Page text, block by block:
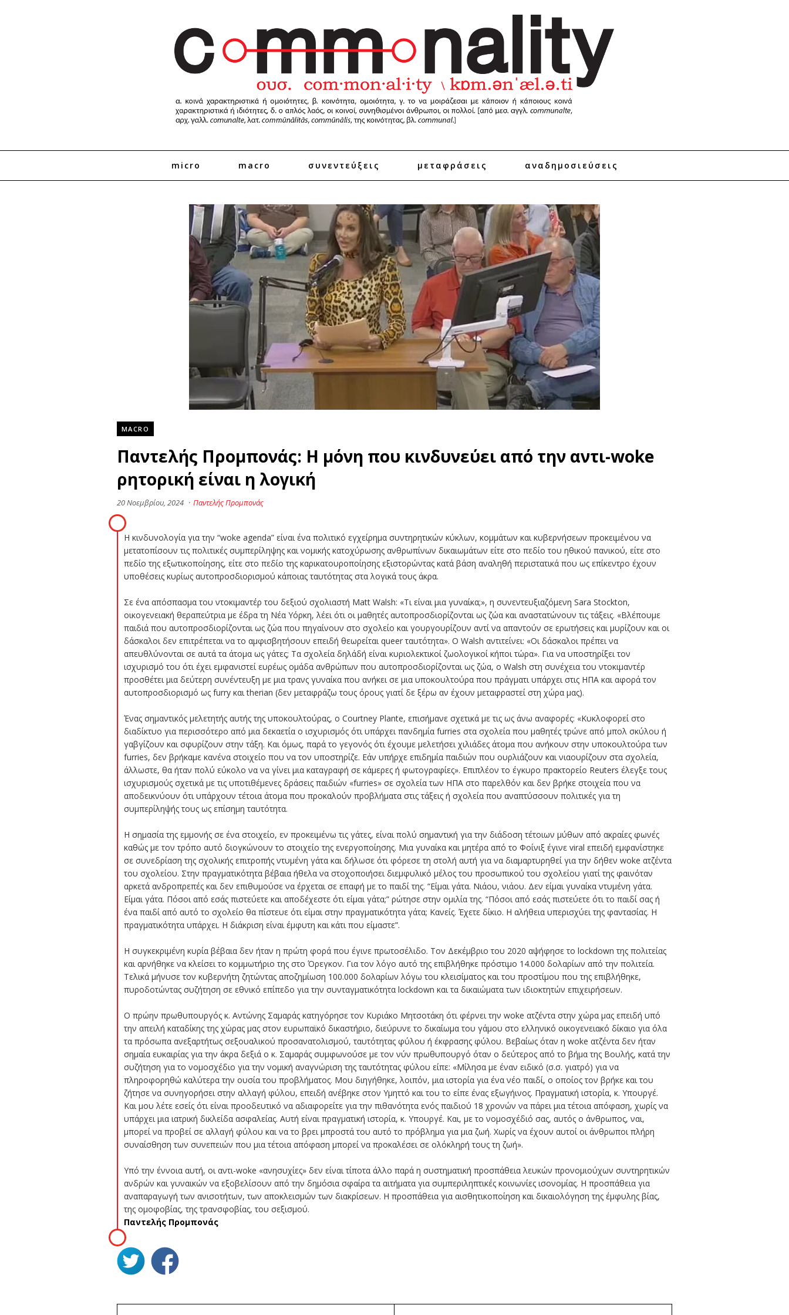
micro macro συνεντεύξεις μεταφράσεις αναδημοσιεύσεις
MACRO
Παντελής Προμπονάς: Η μόνη που κινδυνεύει από την αντι-woke
ρητορική είναι η λογική
20 Νοεμβρίου, 2024 · Παντελής Προμπονάς
H κινδυνολογία για την “woke agenda” είναι ένα πολιτικό εγχείρημα συντηρητικών κύκλων, κομμάτων και κυβερνήσεων προκειμένου να
μετατοπίσουν τις πολιτικές συμπερίληψης και νομικής κατοχύρωσης ανθρωπίνων δικαιωμάτων είτε στο πεδίο του ηθικού πανικού, είτε στο
πεδίο της εξωτικοποίησης, είτε στο πεδίο της καρικατουροποίησης εξιστορώντας κατά βάση αναληθή περιστατικά που ως επίκεντρο έχουν
υποθέσεις κυρίως αυτοπροσδιορισμού κάποιας ταυτότητας στα λογικά τους άκρα.
Σε ένα απόσπασμα του ντοκιμαντέρ του δεξιού σχολιαστή Matt Walsh: «Τι είναι μια γυναίκα;», η συνεντευξιαζόμενη Sara Stockton,
οικογενειακή θεραπεύτρια με έδρα τη Νέα Υόρκη, λέει ότι οι μαθητές αυτοπροσδιορίζονται ως ζώα και αναστατώνουν τις τάξεις. «Βλέπουμε
παιδιά που αυτοπροσδιορίζονται ως ζώα που πηγαίνουν στο σχολείο και γουργουρίζουν αντί να απαντούν σε ερωτήσεις και μυρίζουν και οι
δάσκαλοι δεν επιτρέπεται να το αμφισβητήσουν επειδή θεωρείται queer ταυτότητα». Ο Walsh αντιτείνει: «Οι δάσκαλοι πρέπει να
απευθλύνονται σε αυτά τα άτομα ως γάτες; Τα σχολεία δηλάδή είναι κυριολεκτικοί ζωολογικοί κήποι τώρα». Για να υποστηρίξει τον
ισχυρισμό του ότι έχει εμφανιστεί ευρέως ομάδα ανθρώπων που αυτοπροσδιορίζονται ως ζώα, ο Walsh στη συνέχεια του ντοκιμαντέρ
προσθέτει μια δεύτερη συνέντευξη με μια τρανς γυναίκα που ανήκει σε μια υποκουλτούρα που πράγματι υπάρχει στις ΗΠΑ και αφορά τον
αυτοπροσδιορισμό ως furry και therian (δεν μεταφράζω τους όρους γιατί δε ξέρω αν έχουν μεταφραστεί στη χώρα μας).
Ένας σημαντικός μελετητής αυτής της υποκουλτούρας, ο Courtney Plante, επισήμανε σχετικά με τις ως άνω αναφορές: «Κυκλοφορεί στο
διαδίκτυο για περισσότερο από μια δεκαετία ο ισχυρισμός ότι υπάρχει πανδημία furries στα σχολεία που μαθητές τρώνε από μπολ σκύλου ή
γαβγίζουν και σφυρίζουν στην τάξη. Και όμως, παρά το γεγονός ότι έχουμε μελετήσει χιλιάδες άτομα που ανήκουν στην υποκουλτούρα των
furries, δεν βρήκαμε κανένα στοιχείο που να τον υποστηρίζε. Εάν υπήρχε επιδημία παιδιών που ουρλιάζουν και νιαουρίζουν στα σχολεία,
άλλωστε, θα ήταν πολύ εύκολο να να γίνει μια καταγραφή σε κάμερες ή φωτογραφίες». Επιπλέον το έγκυρο πρακτορείο Reuters έλεγξε τους
ισχυρισμούς σχετικά με τις υποτιθέμενες δράσεις παιδιών «furries» σε σχολεία των ΗΠΑ στο παρελθόν και δεν βρήκε στοιχεία που να
αποδεικνύουν ότι υπάρχουν τέτοια άτομα που προκαλούν προβλήματα στις τάξεις ή σχολεία που αναπτύσσουν πολιτικές για τη
συμπερίληψής τους ως επίσημη ταυτότητα.
Η σημασία της εμμονής σε ένα στοιχείο, εν προκειμένω τις γάτες, είναι πολύ σημαντική για την διάδοση τέτοιων μύθων από ακραίες φωνές
καθώς με τον τρόπο αυτό διογκώνουν το στοιχείο της ενεργοποίησης. Μια γυναίκα και μητέρα από το Φοίνιξ έγινε viral επειδή εμφανίστηκε
σε συνεδρίαση της σχολικής επιτροπής ντυμένη γάτα και δήλωσε ότι φόρεσε τη στολή αυτή για να διαμαρτυρηθεί για την δήθεν woke ατζέντα
του σχολείου. Στην πραγματικότητα βέβαια ήθελα να στοχοποιήσει διεμφυλικό μέλος του προσωπικού του σχολείου γιατί της φαινόταν
αρκετά ανδροπρεπές και δεν επιθυμούσε να έρχεται σε επαφή με το παιδί της. “Είμαι γάτα. Νιάου, νιάου. Δεν είμαι γυναίκα ντυμένη γάτα.
Είμαι γάτα. Πόσοι από εσάς πιστεύετε και αποδέχεστε ότι είμαι γάτα;” ρώτησε στην ομιλία της. “Πόσοι από εσάς πιστεύετε ότι το παιδί σας ή
ένα παιδί από αυτό το σχολείο θα πίστευε ότι είμαι στην πραγματικότητα γάτα; Κανείς. Έχετε δίκιο. Η αλήθεια υπερισχύει της φαντασίας. Η
πραγματικότητα υπάρχει. Η διάκριση είναι έμφυτη και κάτι που είμαστε”.
Η συγκεκριμένη κυρία βέβαια δεν ήταν η πρώτη φορά που έγινε πρωτοσέλιδο. Τον Δεκέμβριο του 2020 αψήφησε το lockdown της πολιτείας
και αρνήθηκε να κλείσει το κομμωτήριο της στο Όρεγκον. Για τον λόγο αυτό της επιβλήθηκε πρόστιμο 14.000 δολαρίων από την πολιτεία.
Τελικά μήνυσε τον κυβερνήτη ζητώντας αποζημίωση 100.000 δολαρίων λόγω του κλεισίματος και του προστίμου που της επιβλήθηκε,
πυροδοτώντας συζήτηση σε εθνικό επίπεδο για την συνταγματικότητα lockdown και τα δικαιώματα των ιδιοκτητών επιχειρήσεων.
O πρώην πρωθυπουργός κ. Αντώνης Σαμαράς κατηγόρησε τον Κυριάκο Μητσοτάκη ότι φέρνει την woke ατζέντα στην χώρα μας επειδή υπό
την απειλή καταδίκης της χώρας μας στον ευρωπαϊκό δικαστήριο, διεύρυνε το δικαίωμα του γάμου στο ελληνικό οικογενειακό δίκαιο για όλα
τα πρόσωπα ανεξαρτήτως σεξουαλικού προσανατολισμού, ταυτότητας φύλου ή έκφρασης φύλου. Βεβαίως όταν η woke ατζέντα δεν ήταν
σημαία ευκαιρίας για την άκρα δεξιά ο κ. Σαμαράς συμφωνούσε με τον νύν πρωθυπουργό όταν ο δεύτερος από το βήμα της Βουλής, κατά την
συζήτηση για το νομοσχέδιο για την νομική αναγνώριση της ταυτότητας φύλου είπε: «Μίλησα με έναν ειδικό (σ.σ. γιατρό) για να
πληροφορηθώ καλύτερα την ουσία του προβλήματος. Μου διηγήθηκε, λοιπόν, μια ιστορία για ένα νέο παιδί, ο οποίος τον βρήκε και του
ζήτησε να συνηγορήσει στην αλλαγή φύλου, επειδή ανέβηκε στον Υμηττό και του το είπε ένας εξωγήινος. Πραγματική ιστορία, κ. Υπουργέ.
Και μου λέτε εσείς ότι είναι προοδευτικό να αδιαφορείτε για την πιθανότητα ενός παιδιού 18 χρονών να πάρει μια τέτοια απόφαση, χωρίς να
υπάρχει μια ιατρική δικλείδα ασφαλείας. Αυτή είναι πραγματική ιστορία, κ. Υπουργέ. Και, με το νομοσχέδιό σας, αυτός ο άνθρωπος, ναι,
μπορεί να προβεί σε αλλαγή φύλου και να το βρει μπροστά του αυτό το πρόβλημα για μια ζωή. Χωρίς να έχουν αυτοί οι άνθρωποι πλήρη
συναίσθηση των συνεπειών που μια τέτοια απόφαση μπορεί να προκαλέσει σε ολόκληρή τους τη ζωή».
Υπό την έννοια αυτή, οι αντι-woke «ανησυχίες» δεν είναι τίποτα άλλο παρά η συστηματική προσπάθεια λευκών προνομιούχων συντηρητικών
ανδρών και γυναικών να εξοβελίσουν από την δημόσια σφαίρα τα αιτήματα για συμπεριληπτικές κοινωνίες ισονομίας. Η προσπάθεια για
αναπαραγωγή των ανισοτήτων, των αποκλεισμών των διακρίσεων. Η προσπάθεια για αισθητικοποίηση και δικαιολόγηση της έμφυλης βίας,
της ομοφοβίας, της τρανσφοβίας, του σεξισμού.
Παντελής Προμπονάς